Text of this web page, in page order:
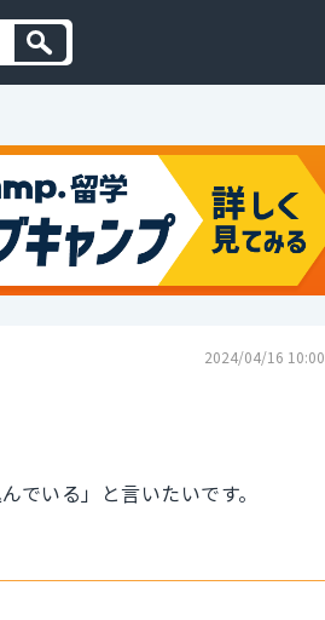
2024/04/16 10:00
でいる」と言いたいです。